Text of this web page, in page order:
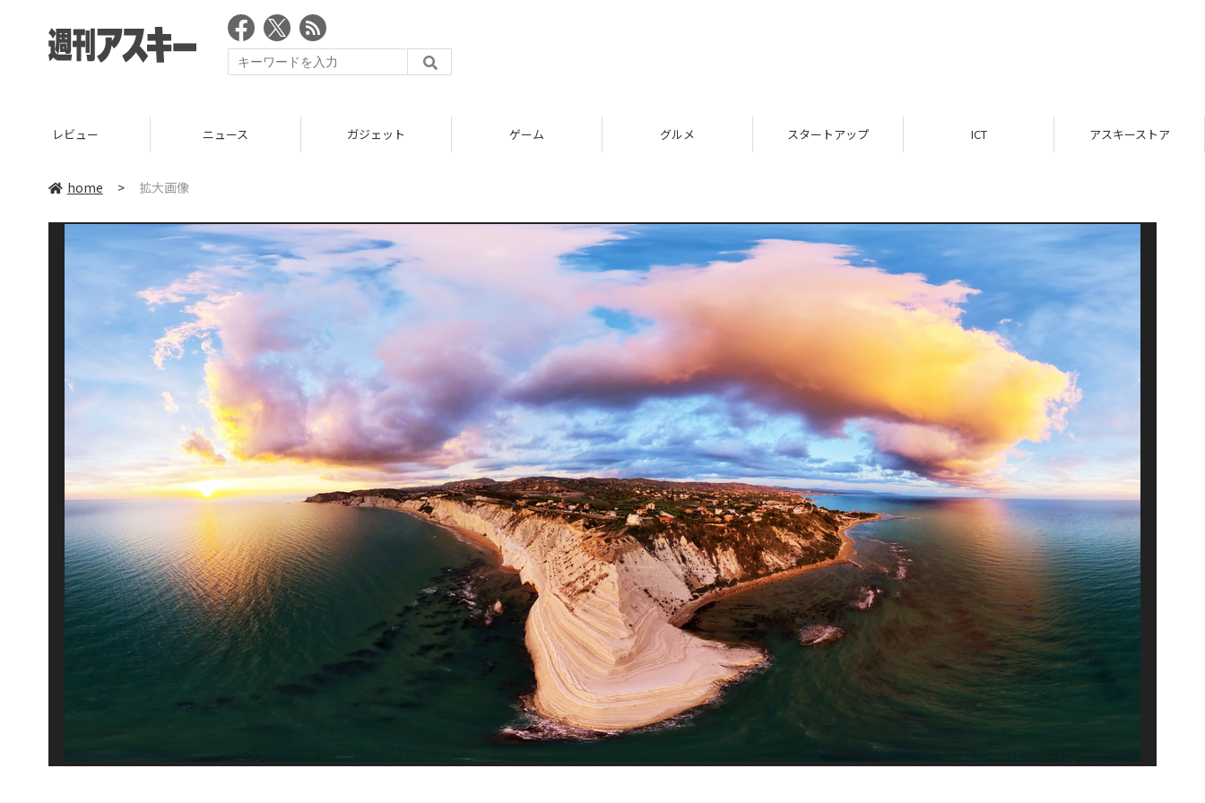
レビュー ニュース ガジェット ゲーム グルメ スタートアップ ICT アスキーストア
home > 拡大画像